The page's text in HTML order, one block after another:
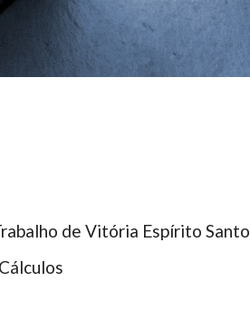
de Vitória Espírito Santo